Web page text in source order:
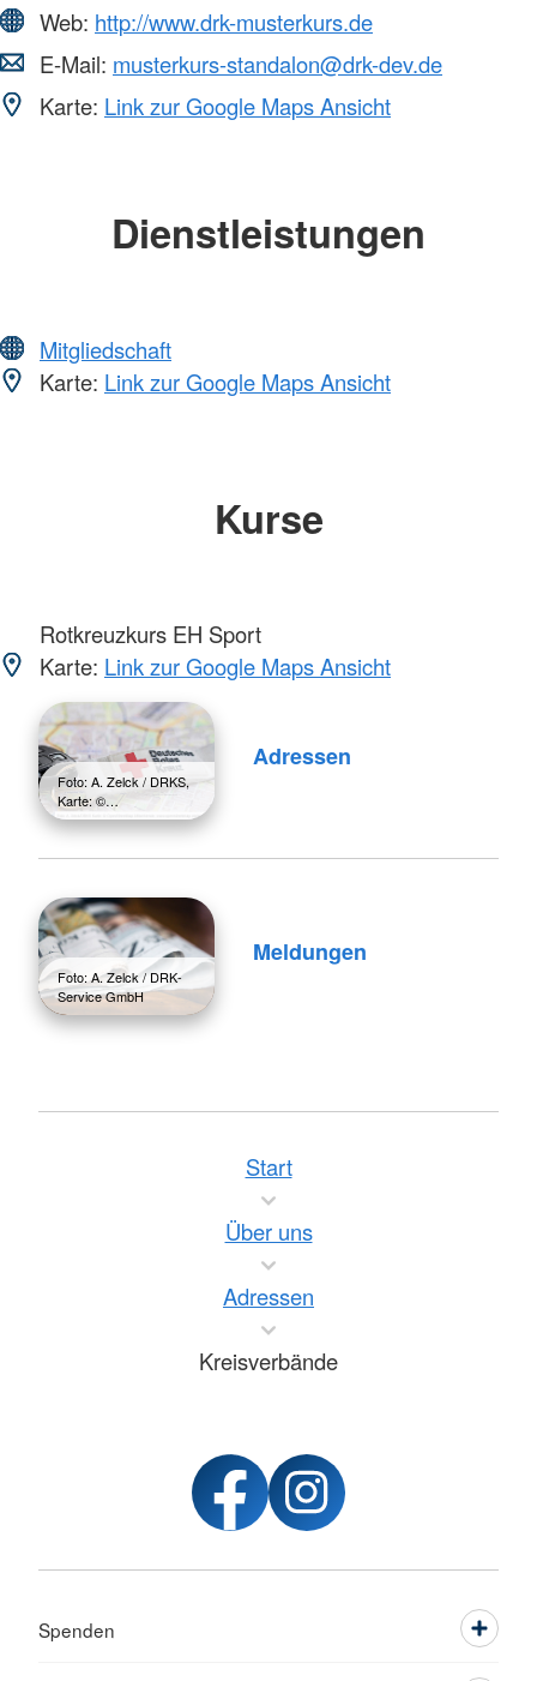
Web: http://www.drk-musterkurs.de
E-Mail: musterkurs-standalon@drk-dev.de
Karte: Link zur Google Maps Ansicht
Dienstleistungen
Mitgliedschaft
Karte: Link zur Google Maps Ansicht
Kurse
Rotkreuzkurs EH Sport
Karte: Link zur Google Maps Ansicht
Foto: A. Zelck / DRKS,
Karte: ©…
Adressen
Foto: A. Zelck / DRK-
Service GmbH
Meldungen
Start
Über uns
Adressen
Kreisverbände
Spenden